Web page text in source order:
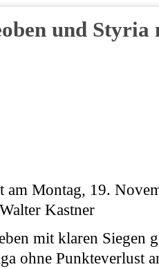
und Styria
am Montag, 19.
Kastner
mit klaren Siegen
ohne Punkteverlust